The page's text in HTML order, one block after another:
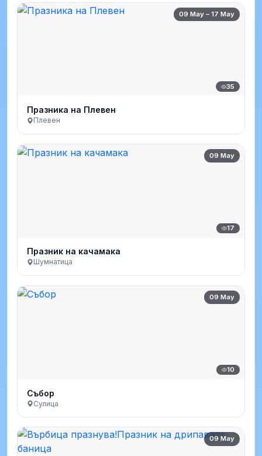
09 May – 17 May
35
Празника на Плевен
Плевен
09 May
17
Празник на качамака
Шумнатица
09 May
10
Събор
Сулица
09 May